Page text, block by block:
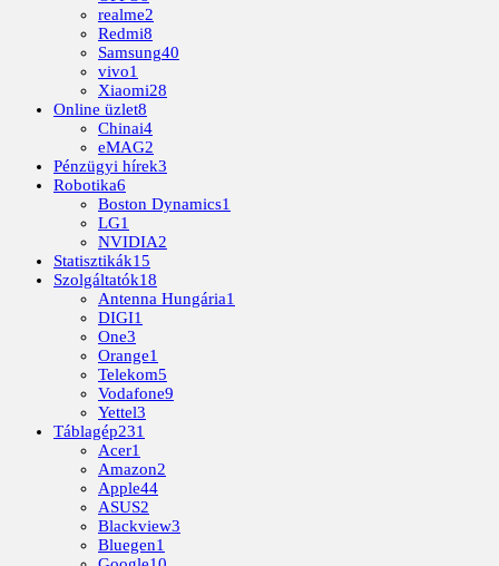
realme2
Redmi8
Samsung40
vivo1
Xiaomi28
Online üzlet8
Chinai4
eMAG2
Pénzügyi hírek3
Robotika6
Boston Dynamics1
LG1
NVIDIA2
Statisztikák15
Szolgáltatók18
Antenna Hungária1
DIGI1
One3
Orange1
Telekom5
Vodafone9
Yettel3
Táblagép231
Acer1
Amazon2
Apple44
ASUS2
Blackview3
Bluegen1